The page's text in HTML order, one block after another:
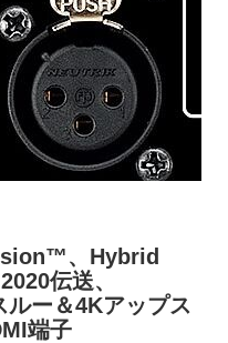
、Hybrid
伝送、
ー＆4Kアップス
端子